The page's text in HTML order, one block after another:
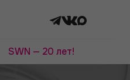
SWN — 20 лет!